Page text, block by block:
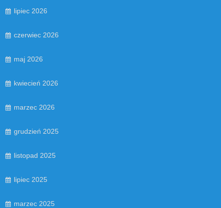
lipiec 2026
czerwiec 2026
maj 2026
kwiecień 2026
marzec 2026
grudzień 2025
listopad 2025
lipiec 2025
marzec 2025